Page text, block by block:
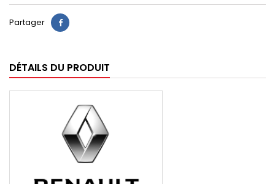
Partager
DÉTAILS DU PRODUIT